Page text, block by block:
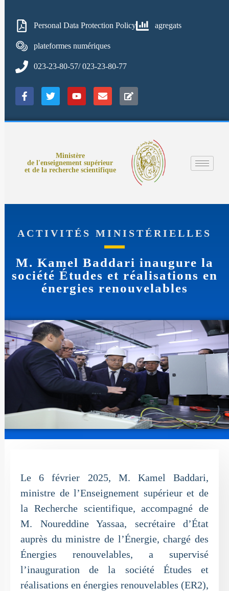
Personal Data Protection Policy agregats
plateformes numériques
023-23-80-57/ 023-23-80-77
Ministère
de l'enseignement supérieur
et de la recherche scientifique
ACTIVITÉS MINISTÉRIELLES
M. Kamel Baddari inaugure la
société Études et réalisations en
énergies renouvelables
Le 6 février 2025, M. Kamel Baddari,
ministre de l’Enseignement supérieur et de
la Recherche scientifique, accompagné de
M. Noureddine Yassaa, secrétaire d’État
auprès du ministre de l’Énergie, chargé des
Énergies renouvelables, a supervisé
l’inauguration de la société Études et
réalisations en énergies renouvelables (ER2),